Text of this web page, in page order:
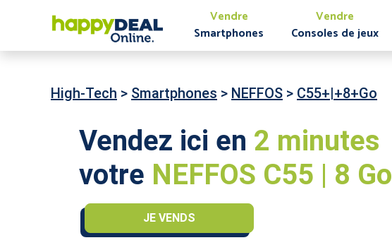
Vendre
Smartphones
Vendre
Consoles de jeux
High-Tech > Smartphones > NEFFOS > C55+|+8+Go
Vendez ici en 2 minutes
votre NEFFOS C55 | 8 Go
JE VENDS